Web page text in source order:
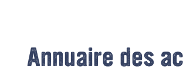
Annuaire des